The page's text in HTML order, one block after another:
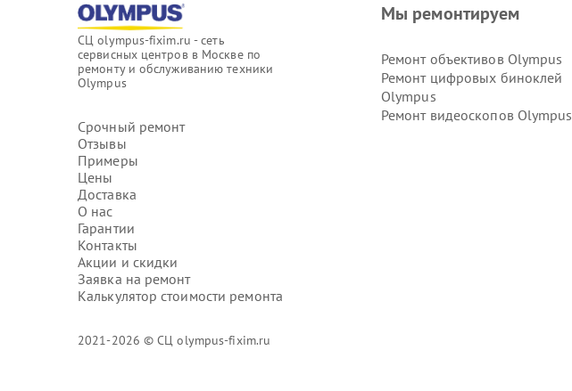
СЦ olympus-fixim.ru - сеть
сервисных центров в Москве по
ремонту и обслуживанию техники
Olympus
Срочный ремонт
Отзывы
Примеры
Цены
Доставка
О нас
Гарантии
Контакты
Акции и скидки
Заявка на ремонт
Калькулятор стоимости ремонта
2021-2026 © СЦ olympus-fixim.ru
Мы ремонтируем
Ремонт объективов Olympus
Ремонт цифровых биноклей
Olympus
Ремонт видеоскопов Olympus